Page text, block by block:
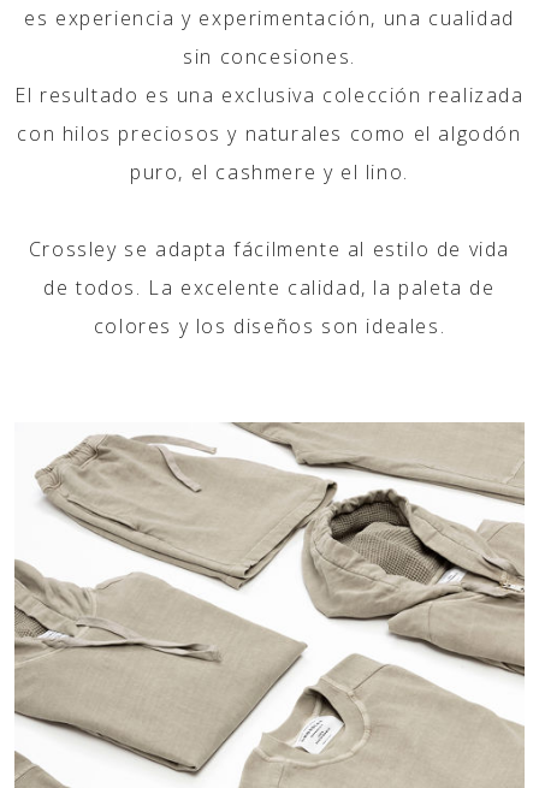
es experiencia y experimentación, una cualidad
sin concesiones.
El resultado es una exclusiva colección realizada
con hilos preciosos y naturales como el algodón
puro, el cashmere y el lino.
Crossley se adapta fácilmente al estilo de vida
de todos. La excelente calidad, la paleta de
colores y los diseños son ideales.